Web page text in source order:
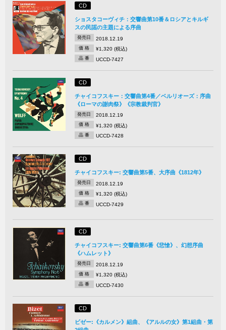
CD
ショスタコーヴィチ：交響曲第10番＆ロシアとキルギ
スの民謡の主題による序曲
発売日 2018.12.19
価 格 ¥1,320 (税込)
品 番 UCCD-7427
CD
チャイコフスキー：交響曲第4番／ベルリオーズ：序曲
《ローマの謝肉祭》《宗教裁判官》
発売日 2018.12.19
価 格 ¥1,320 (税込)
品 番 UCCD-7428
CD
チャイコフスキー: 交響曲第5番、大序曲《1812年》
発売日 2018.12.19
価 格 ¥1,320 (税込)
品 番 UCCD-7429
CD
チャイコフスキー: 交響曲第6番《悲愴》、幻想序曲
《ハムレット》
発売日 2018.12.19
価 格 ¥1,320 (税込)
品 番 UCCD-7430
CD
ビゼー:《カルメン》組曲、《アルルの女》第1組曲・第